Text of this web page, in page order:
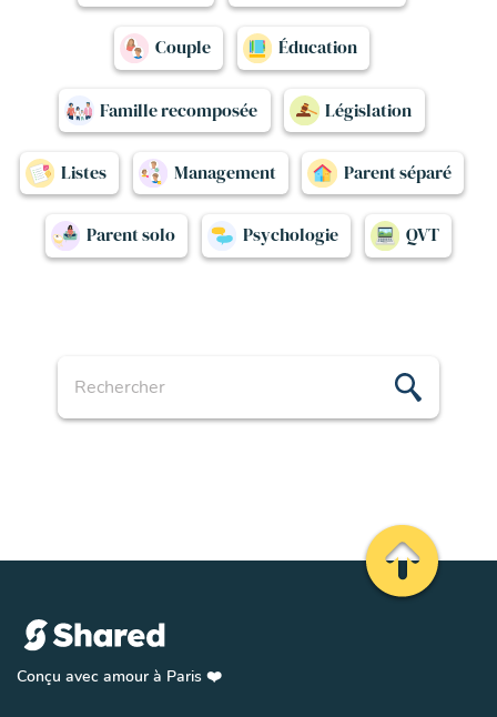
Couple Éducation
Famille recomposée Législation
Listes Management Parent séparé
Parent solo Psychologie QVT
Conçu avec amour à Paris ❤️